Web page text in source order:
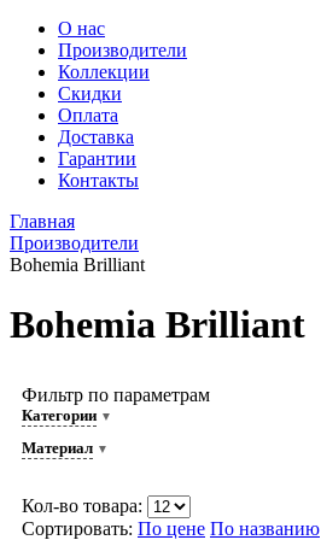
О нас
Производители
Коллекции
Скидки
Оплата
Доставка
Гарантии
Контакты
Главная
Производители
Bohemia Brilliant
Bohemia Brilliant
Фильтр по параметрам
Категории
Материал
Кол-во товара:
Сортировать: По цене По названию